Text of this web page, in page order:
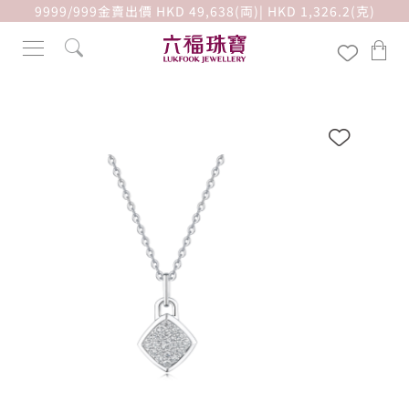
9999/999金賣出價 HKD 49,638(両)| HKD 1,326.2(克)